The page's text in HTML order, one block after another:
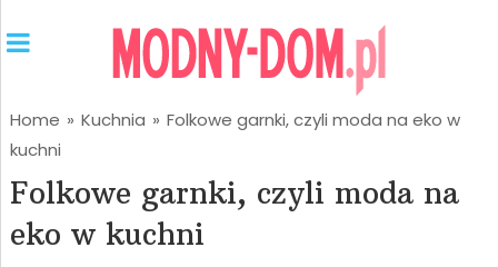
Home » Kuchnia » Folkowe garnki, czyli moda na eko w
kuchni
Folkowe garnki, czyli moda na
eko w kuchni